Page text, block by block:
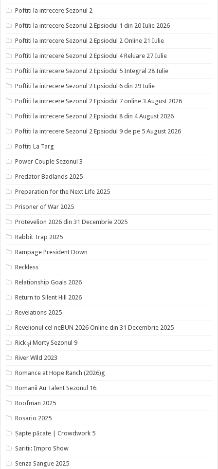
Poftiti la intrecere Sezonul 2
Poftiti la intrecere Sezonul 2 Epsiodul 1 din 20 Iulie 2026
Poftiti la intrecere Sezonul 2 Epsiodul 2 Online 21 Iulie
Poftiti la intrecere Sezonul 2 Epsiodul 4 Reluare 27 Iulie
Poftiti la intrecere Sezonul 2 Epsiodul 5 Integral 28 Iulie
Poftiti la intrecere Sezonul 2 Epsiodul 6 din 29 Iulie
Poftiti la intrecere Sezonul 2 Epsiodul 7 online 3 August 2026
Poftiti la intrecere Sezonul 2 Epsiodul 8 din 4 August 2026
Poftiti la intrecere Sezonul 2 Epsiodul 9 de pe 5 August 2026
Poftiti La Targ
Power Couple Sezonul 3
Predator Badlands 2025
Preparation for the Next Life 2025
Prisoner of War 2025
Protevelion 2026 din 31 Decembrie 2025
Rabbit Trap 2025
Rampage President Down
Reckless
Relationship Goals 2026
Return to Silent Hill 2026
Revelations 2025
Revelionul cel neBUN 2026 Online din 31 Decembrie 2025
Rick și Morty Sezonul 9
River Wild 2023
Romance at Hope Ranch (2026)g
Romanii Au Talent Sezonul 16
Roofman 2025
Rosario 2025
Șapte păcate | Crowdwork 5
Saritii: Impro Show
Senza Sangue 2025